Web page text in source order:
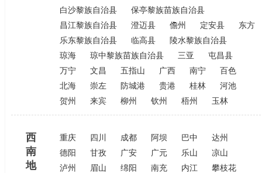
白沙黎族自治县
保亭黎族苗族自治县
昌江黎族自治县
澄迈县 儋州 定安县
东方
乐东黎族自治县
临高县
陵水黎族自治县
琼海
琼中黎族苗族自治县 三亚
屯昌县
万宁
文昌 五指山 广西 南宁
百色
北海
崇左 防城港 贵港 桂林
河池
贺州
来宾 柳州 钦州 梧州 玉林
西
南
地
重庆 四川 成都 阿坝 巴中
达州
德阳
甘孜 广安 广元 乐山
凉山
泸州
眉山 绵阳 南充 内江
攀枝花